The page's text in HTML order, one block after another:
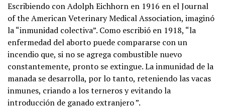
Escribiendo con Adolph Eichhorn en 1916 en el Journal
of the American Veterinary Medical Association, imaginó
la “inmunidad colectiva”. Como escribió en 1918, “la
enfermedad del aborto puede compararse con un
incendio que, si no se agrega combustible nuevo
constantemente, pronto se extingue. La inmunidad de la
manada se desarrolla, por lo tanto, reteniendo las vacas
inmunes, criando a los terneros y evitando la
introducción de ganado extranjero ”.